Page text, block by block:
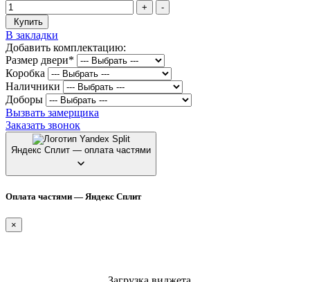
+
-
Купить
В закладки
Добавить комплектацию:
Размер двери*
Коробка
Наличники
Доборы
Вызвать замерщика
Заказать звонок
Яндекс Сплит — оплата частями
Оплата частями — Яндекс Сплит
×